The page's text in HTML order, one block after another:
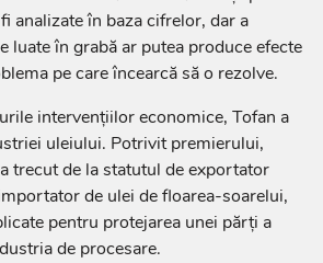
analizate în baza cifrelor, dar a
luate în grabă ar putea produce efecte
pe care încearcă să o rezolve.
intervențiilor economice, Tofan a
uleiului. Potrivit premierului,
trecut de la statutul de exportator
de ulei de floarea-soarelui,
pentru protejarea unei părți a
de procesare.